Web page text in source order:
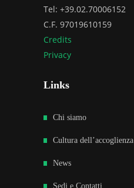
Tel: +39.02.70006152
C.F. 97019610159
Credits
Privacy
Links
Chi siamo
Cultura dell’accoglienza
News
Sedi e Contatti